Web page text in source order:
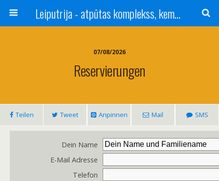
Leiputrija - atpūtas komplekss, kempings, viesu nams pie Rīgas / Camping, caravan site, bed and breakfast near Riga / Camping, caravanas, bungalows Letonia / Campingplatz, Caravanpark, Zimmer in Lettland / Kемпинг и гостевой дом к Риги
07/08/2026
Reservierungen
Teilen Tweet Anpinnen Mail SMS
Dein Name
E-Mail Adresse
Telefon